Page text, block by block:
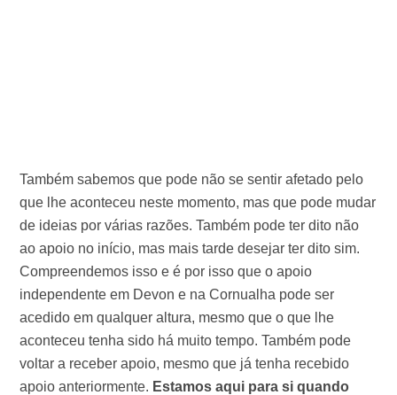
Também sabemos que pode não se sentir afetado pelo
que lhe aconteceu neste momento, mas que pode mudar
de ideias por várias razões. Também pode ter dito não
ao apoio no início, mas mais tarde desejar ter dito sim.
Compreendemos isso e é por isso que o apoio
independente em Devon e na Cornualha pode ser
acedido em qualquer altura, mesmo que o que lhe
aconteceu tenha sido há muito tempo. Também pode
voltar a receber apoio, mesmo que já tenha recebido
apoio anteriormente. Estamos aqui para si quando